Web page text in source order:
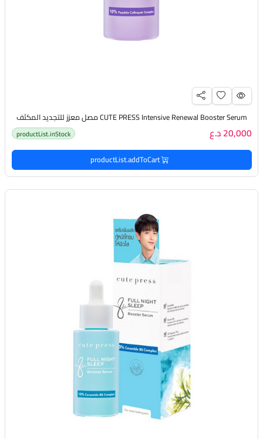
CUTE PRESS Intensive Renewal Booster Serum مصل معزز للتجديد المكثف
20,000 د.ع productList.inStock
productList.addToCart